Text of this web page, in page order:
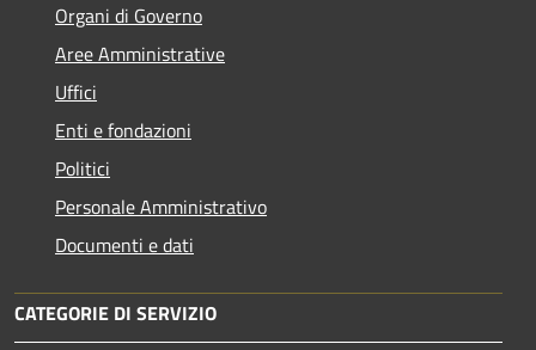
Organi di Governo
Aree Amministrative
Uffici
Enti e fondazioni
Politici
Personale Amministrativo
Documenti e dati
CATEGORIE DI SERVIZIO